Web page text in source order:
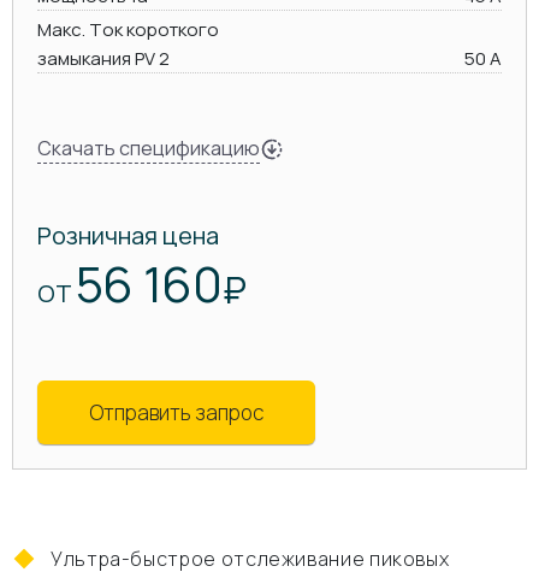
Макс. Ток короткого
замыкания PV 2
50 А
Скачать спецификацию
Розничная цена
ОТ56 160₽
Отправить запрос
Ультра-быстрое отслеживание пиковых